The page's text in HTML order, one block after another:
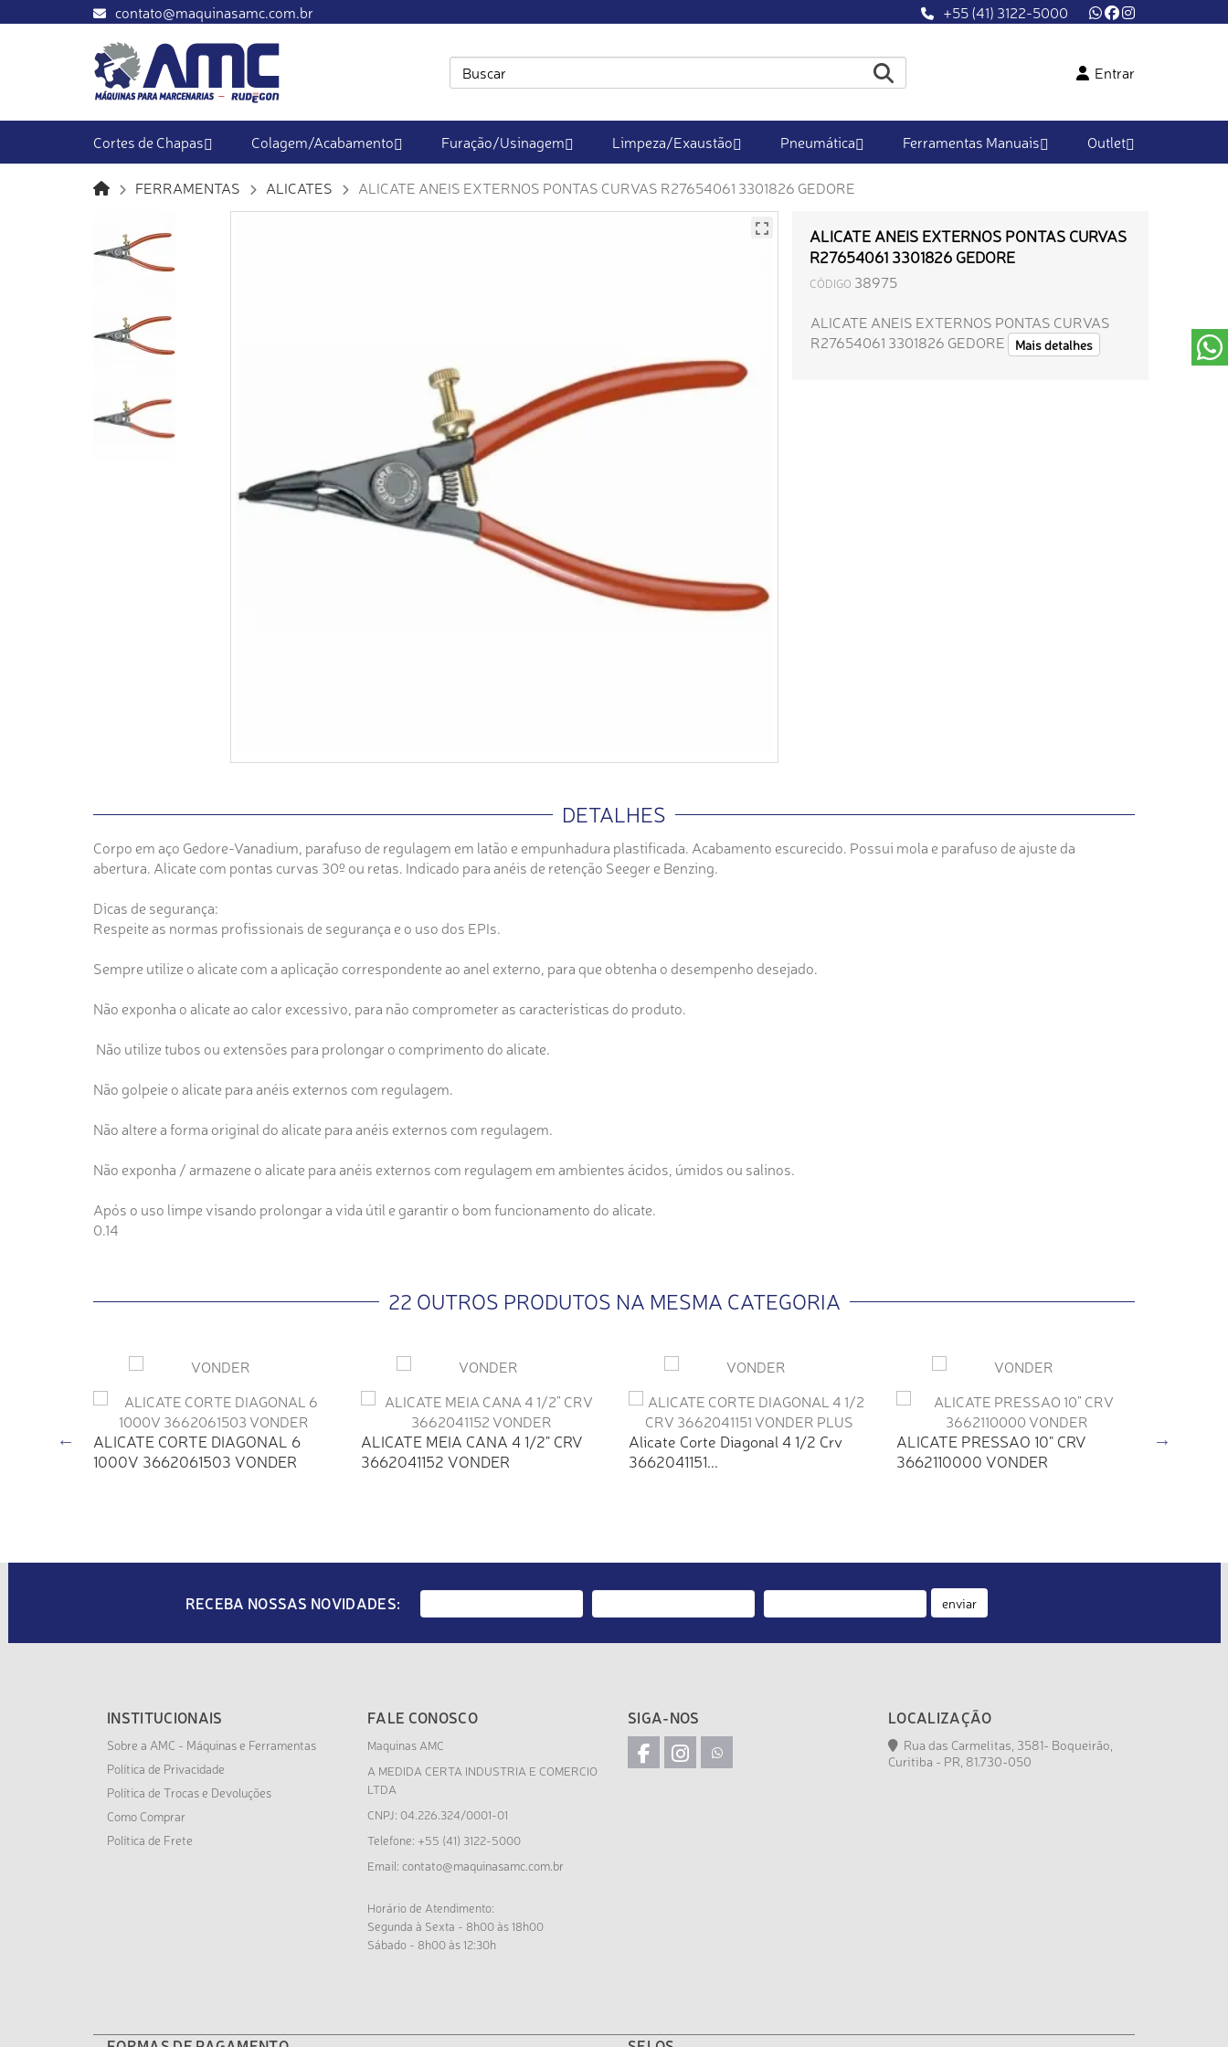
contato@maquinasamc.com.br +55 (41) 3122-5000
Entrar
Cortes de Chapas Colagem/Acabamento Furação/Usinagem Limpeza/Exaustão Pneumática Ferramentas Manuais Outlet
FERRAMENTAS ALICATES ALICATE ANEIS EXTERNOS PONTAS CURVAS R27654061 3301826 GEDORE
ALICATE ANEIS EXTERNOS PONTAS CURVAS
R27654061 3301826 GEDORE
CÓDIGO 38975
ALICATE ANEIS EXTERNOS PONTAS CURVAS
R27654061 3301826 GEDORE
Mais detalhes
DETALHES
Corpo em aço Gedore-Vanadium, parafuso de regulagem em latão e empunhadura plastificada. Acabamento escurecido. Possui mola e parafuso de ajuste da
abertura. Alicate com pontas curvas 30º ou retas. Indicado para anéis de retenção Seeger e Benzing.
Dicas de segurança:
Respeite as normas profissionais de segurança e o uso dos EPIs.
Sempre utilize o alicate com a aplicação correspondente ao anel externo, para que obtenha o desempenho desejado.
Não exponha o alicate ao calor excessivo, para não comprometer as características do produto.
Não utilize tubos ou extensões para prolongar o comprimento do alicate.
Não golpeie o alicate para anéis externos com regulagem.
Não altere a forma original do alicate para anéis externos com regulagem.
Não exponha / armazene o alicate para anéis externos com regulagem em ambientes ácidos, úmidos ou salinos.
Após o uso limpe visando prolongar a vida útil e garantir o bom funcionamento do alicate.
0.14
22 OUTROS PRODUTOS NA MESMA CATEGORIA
ALICATE CORTE DIAGONAL 6
1000V 3662061503 VONDER
ALICATE MEIA CANA 4 1/2" CRV
3662041152 VONDER
Alicate Corte Diagonal 4 1/2 Crv
3662041151...
ALICATE PRESSAO 10" CRV
3662110000 VONDER
RECEBA NOSSAS NOVIDADES: enviar
INSTITUCIONAIS
Sobre a AMC - Máquinas e Ferramentas
Política de Privacidade
Política de Trocas e Devoluções
Como Comprar
Política de Frete
FALE CONOSCO
Maquinas AMC
A MEDIDA CERTA INDUSTRIA E COMERCIO
LTDA
CNPJ: 04.226.324/0001-01
Telefone: +55 (41) 3122-5000
Email: contato@maquinasamc.com.br
Horário de Atendimento:
Segunda à Sexta - 8h00 às 18h00
Sábado - 8h00 às 12:30h
SIGA-NOS LOCALIZAÇÃO
Rua das Carmelitas, 3581- Boqueirão,
Curitiba - PR, 81.730-050